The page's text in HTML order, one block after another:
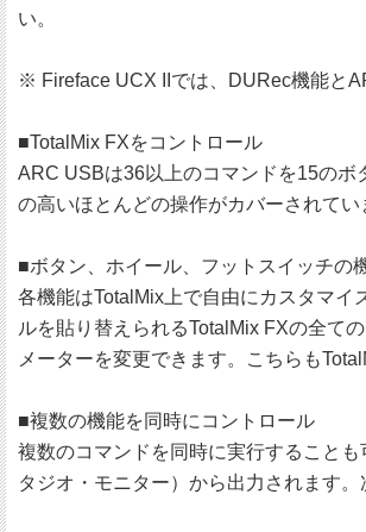
い。
※ Fireface UCX IIでは、DURec機能と
■TotalMix FXをコントロール
ARC USBは36以上のコマンドを15のボ
の高いほとんどの操作がカバーされてい
■ボタン、ホイール、フットスイッチの
各機能はTotalMix上で自由にカスタマ
ルを貼り替えられるTotalMix FXの全て
メーターを変更できます。こちらも
■複数の機能を同時にコントロール
複数のコマンドを同時に実行すること
タジオ・モニター）から出力されます